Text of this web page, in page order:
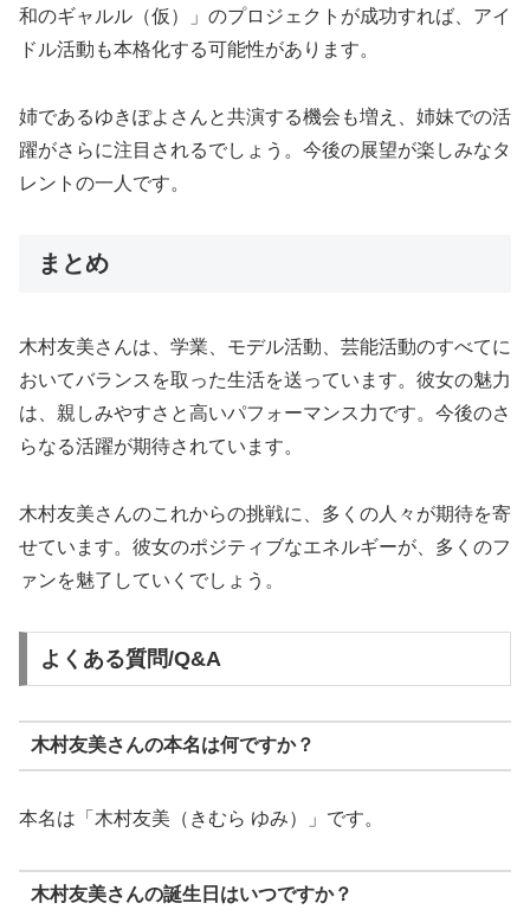
和のギャルル（仮）」のプロジェクトが成功すれば、アイ
ドル活動も本格化する可能性があります。
姉であるゆきぽよさんと共演する機会も増え、姉妹での活
躍がさらに注目されるでしょう。今後の展望が楽しみなタ
レントの一人です。
まとめ
木村友美さんは、学業、モデル活動、芸能活動のすべてに
おいてバランスを取った生活を送っています。彼女の魅力
は、親しみやすさと高いパフォーマンス力です。今後のさ
らなる活躍が期待されています。
木村友美さんのこれからの挑戦に、多くの人々が期待を寄
せています。彼女のポジティブなエネルギーが、多くのフ
ァンを魅了していくでしょう。
よくある質問/Q&A
木村友美さんの本名は何ですか？
本名は「木村友美（きむら ゆみ）」です。
木村友美さんの誕生日はいつですか？